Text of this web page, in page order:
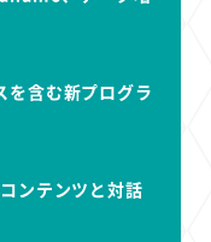
を含む新プログラ
ンテンツと対話